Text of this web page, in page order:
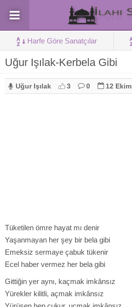
Harfe Göre Sanatçılar
Uğur Işılak-Kerbela Gibi
Uğur Işılak 3 0 12 Ekim
Tüketilen ömre hayat mı denir
Yaşanmayan her şey bir bela gibi
Emeksiz sermaye çabuk tükenir
Ecel haber vermez her bela gibi
Gittiğin yer aynı, kaçmak imkânsız
Yürekler kilitli, açmak imkânsız